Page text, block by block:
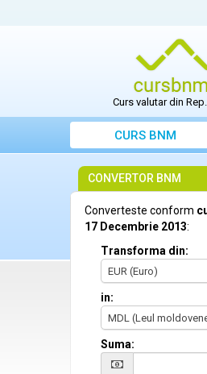
Curs valutar din
CURS BNM
CONVERTOR BNM
Converteste conform
17 Decembrie 2013:
Transforma din:
EUR (Euro)
in:
MDL (Leul
Suma: